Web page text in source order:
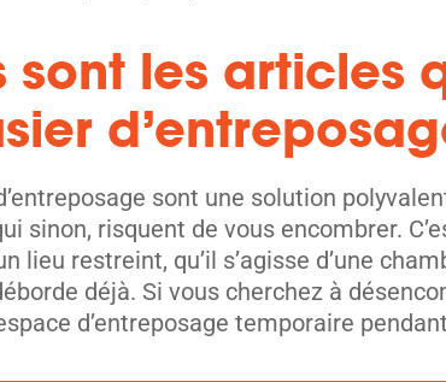
sont les articles
sont une solution
sinon, risquent de vous encombrer.
lieu restreint, qu’il s’agisse d’une
déjà. Si vous cherchez à
d’entreposage temporaire